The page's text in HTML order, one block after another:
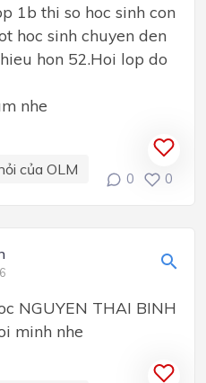
1b thi so hoc sinh con
hoc sinh chuyen den
hon 52.Hoi lop do
nhe
của OLM
0 0
NGUYEN THAI BINH
minh nhe